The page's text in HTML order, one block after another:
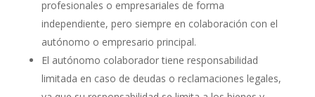
profesionales o empresariales de forma
independiente, pero siempre en colaboración con el
autónomo o empresario principal.
El autónomo colaborador tiene responsabilidad
limitada en caso de deudas o reclamaciones legales,